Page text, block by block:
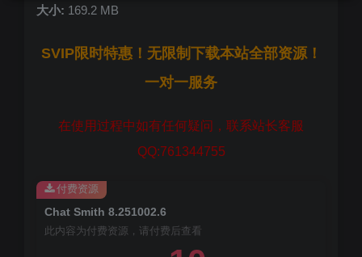
大小: 169.2 MB
SVIP限时特惠！无限制下载本站全部资源！
一对一服务
在使用过程中如有任何疑问，联系站长客服
QQ:761344755
Chat Smith 8.251002.6
此内容为付费资源，请付费后查看
付费资源